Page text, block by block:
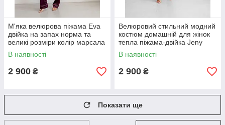
М'яка велюрова піжама Eva
двійка на запах норма та
великі розміри колір марсала
жіночий домашній костюм
В наявності
2 900 ₴
Велюровий стильний модний
костюм домашній для жінок
тепла піжама-двійка Jeny
колір сірий норма та батал
В наявності
2 900 ₴
Показати ще